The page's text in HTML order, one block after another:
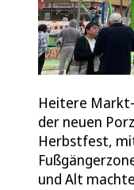
Heitere
der neuen
Herbstfest,
und Alt